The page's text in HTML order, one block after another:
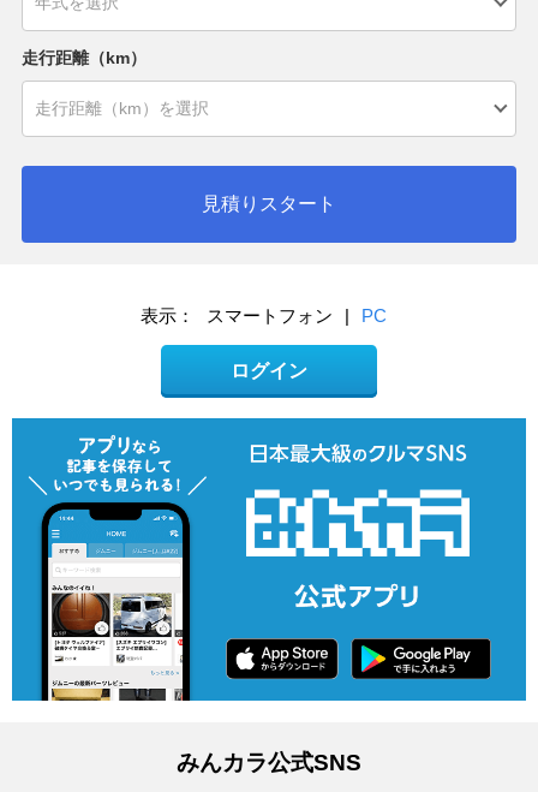
走行距離（km）
見積りスタート
表示： スマートフォン | PC
ログイン
みんカラ公式SNS